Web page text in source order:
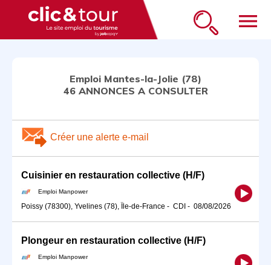
menu
Emploi Mantes-la-Jolie (78)
46 ANNONCES A CONSULTER
Créer une alerte e-mail
Cuisinier en restauration collective (H/F)
Emploi Manpower
Poissy (78300), Yvelines (78), Île-de-France - CDI - 08/08/2026
Plongeur en restauration collective (H/F)
Emploi Manpower